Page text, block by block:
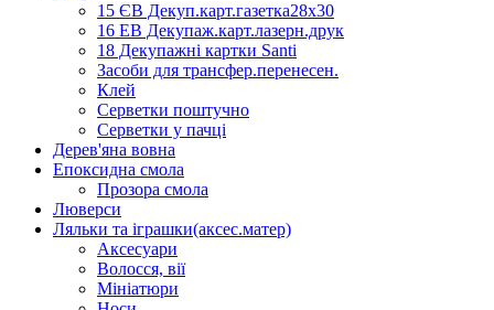
15 ЄВ Декуп.карт.газетка28х30
16 ЕВ Декупаж.карт.лазерн.друк
18 Декупажні картки Santi
Засоби для трансфер.перенесен.
Клей
Серветки поштучно
Серветки у пачці
Дерев'яна вовна
Епоксидна смола
Прозора смола
Люверси
Ляльки та іграшки(аксес.матер)
Аксесуари
Волосся, вії
Мініатюри